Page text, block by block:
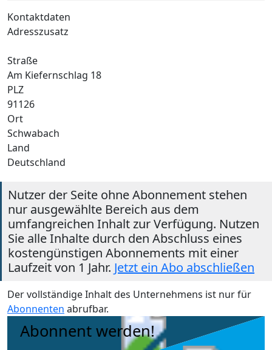
Kontaktdaten
Adresszusatz
Straße
Am Kiefernschlag 18
PLZ
91126
Ort
Schwabach
Land
Deutschland
Nutzer der Seite ohne Abonnement stehen
nur ausgewählte Bereich aus dem
umfangreichen Inhalt zur Verfügung. Nutzen
Sie alle Inhalte durch den Abschluss eines
kostengünstigen Abonnements mit einer
Laufzeit von 1 Jahr. Jetzt ein Abo abschließen
Der vollständige Inhalt des Unternehmens ist nur für
Abonnenten abrufbar.
Abonnent werden!